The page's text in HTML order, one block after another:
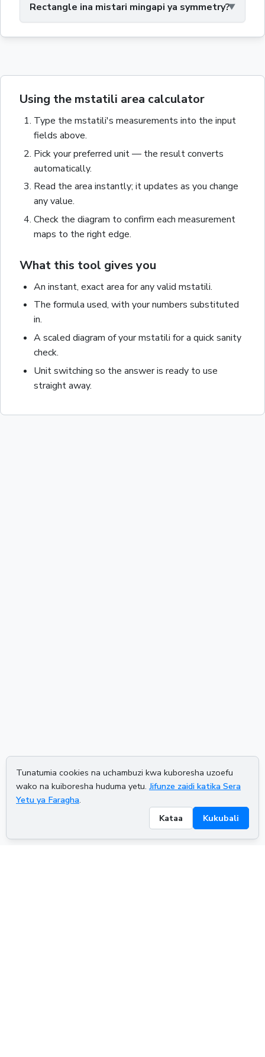
Rectangle ina mistari mingapi ya symmetry?
Using the mstatili area calculator
Type the mstatili's measurements into the input
fields above.
Pick your preferred unit — the result converts
automatically.
Read the area instantly; it updates as you change
any value.
Check the diagram to confirm each measurement
maps to the right edge.
What this tool gives you
An instant, exactarea for any valid mstatili.
The formula used, with your numbers substituted
in.
A scaled diagram of yourmstatili for a quick sanity
check.
Unit switching so the answer is ready to use
straight away.
Tunatumia cookies na uchambuzi kwa kuboresha uzoefu
wako na kuiboresha huduma yetu. Jifunze zaidi katika Sera
Yetu ya Faragha.
Kataa
Kukubali